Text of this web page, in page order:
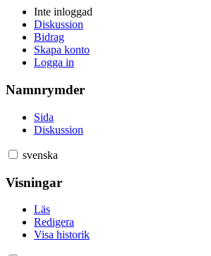
Inte inloggad
Diskussion
Bidrag
Skapa konto
Logga in
Namnrymder
Sida
Diskussion
svenska
Visningar
Läs
Redigera
Visa historik